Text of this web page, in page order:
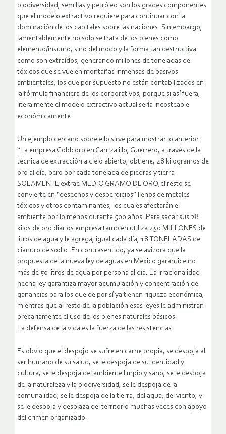
biodiversidad, semillas y petróleo son los grades componentes
que el modelo extractivo requiere para continuar con la
dominación de los capitales sobre las naciones. Sin embargo,
lamentablemente no sólo se trata de los bienes como
elemento/insumo, sino del modo y la forma tan destructiva
como son extraídos, generando millones de toneladas de
tóxicos que se vuelen montañas inmensas de pasivos
ambientales, los que por supuesto no están contabilizados en
la fórmula financiera de los corporativos, porque si así fuera,
literalmente el modelo extractivo actual sería incosteable
económicamente.
Un ejemplo cercano sobre ello sirve para mostrar lo anterior:
“La empresa Goldcorp en Carrizalillo, Guerrero, a través de la
técnica de extracción a cielo abierto, obtiene, 28 kilogramos de
oro al día, pero por cada tonelada de piedras y tierra
SOLAMENTE extrae MEDIO GRAMO DE ORO,el resto se
convierte en “desechos y desperdicios” llenos de metales
tóxicos y otros contaminantes, los cuales afectarán el
ambiente por lo menos durante 500 años. Para sacar sus 28
kilos de oro diarios empresa también utiliza 250 MILLONES de
litros de agua y le agrega, igual cada día, 18 TONELADAS de
cianuro de sodio. En contrasentido, ya se avizora que la
propuesta de la nueva ley de aguas en México garantice no
más de 50 litros de agua por persona al día. La irracionalidad
hecha ley garantiza mayor acumulación y concentración de
ganancias para los que de por sí ya tienen riqueza económica,
mientras que al resto de la población esas leyes le administran
precariamente el uso de los bienes naturales básicos.
La defensa de la vida es la fuerza de las resistencias
Es obvio que el despojo se sufre en carne propia; se despoja al
ser humano de su salud; se le despoja de su identidad y
cultura; se le despoja del ambiente limpio y sano; se le despoja
de la naturaleza y la biodiversidad; se le despoja de la
comunalidad; se le despoja de la tierra, del agua, del viento, y
se le despoja y desplaza del territorio muchas veces con apoyo
del crimen organizado.